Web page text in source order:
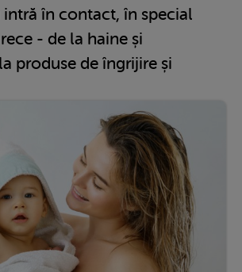
în contact, în special
- de la haine și
produse de îngrijire și